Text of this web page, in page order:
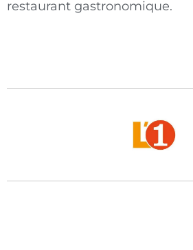
restaurant gastronomique.